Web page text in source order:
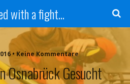
with a fight...
• Keine Kommentare
Osnabrück Gesucht